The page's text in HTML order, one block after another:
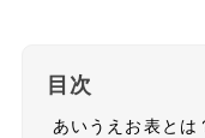
目次
あいうえお表とは